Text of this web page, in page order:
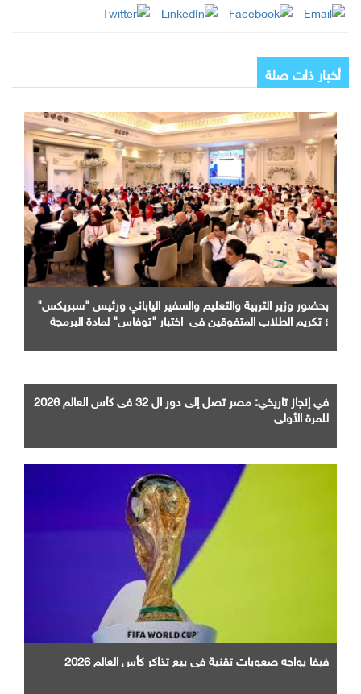
أخبار ذات صلة
بحضور وزير التربية والتعليم والسفير الياباني ورئيس "سبريكس"
؛ تكريم الطلاب المتفوقين في اختبار "توفاس" لمادة البرمجة
في إنجاز تاريخي: مصر تصل إلى دور ال 32 فى كأس العالم 2026
للمرة الأولى
فيفا يواجه صعوبات تقنية في بيع تذاكر كأس العالم 2026